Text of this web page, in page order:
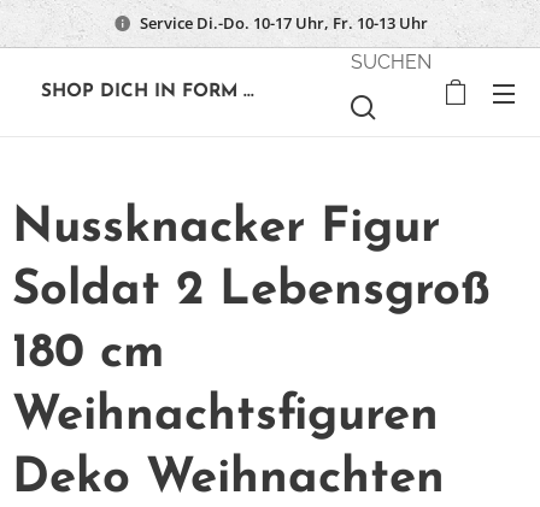
Service Di.-Do. 10-17 Uhr, Fr. 10-13 Uhr
SHOP DICH IN FORM ...
SUCHEN
Nussknacker Figur
Soldat 2 Lebensgroß
180 cm
Weihnachtsfiguren
Deko Weihnachten